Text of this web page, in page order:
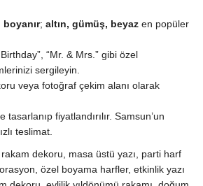
boyanır; altın, gümüş, beyaz en popüler
“Mr. & Mrs.” gibi özel
sergileyin.
veya fotoğraf çekim alanı olarak
fiyatlandırılır. Samsun’un
teslimat.
dekoru, masa üstü yazı, parti harf
özel boyama harfler, etkinlik yazı